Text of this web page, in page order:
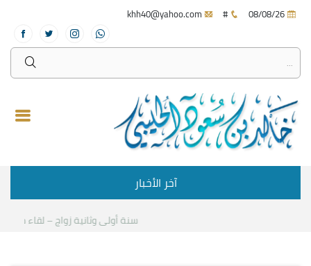
#
آخر الأخبار
سنة أولى وثانية زواج – لقاء مع